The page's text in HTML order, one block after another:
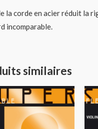
de la corde en acier réduit
incomparable.
similaires